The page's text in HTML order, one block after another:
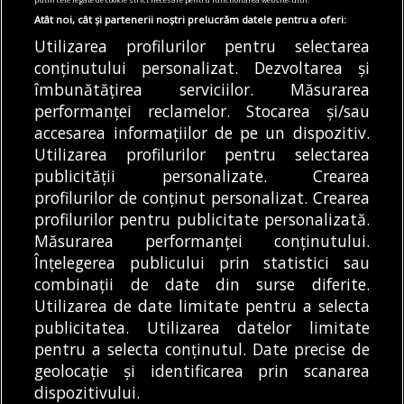
07/08/2026
Articole Cultură Main Primărie
Care sunt primele patru teatre din București
unde se vor termina interimatele. PMB reia
selecția specialiștilor din comisiile de
jurizare
MODIFICĂ SETĂRILE COOKIES
© Copyright 2025 - Buletin de București.
Găzduit dePresslabs.com. Powered by TRS Design.
Despre
Noi
Media
Kit
Politică De
Confidențialitate
Cookie
Policy (EU)
Cookie
Policy
Atât noi, cât și partenerii noștri prelucrăm datele pentru a oferi:
Utilizarea profilurilor pentru selectarea
conținutului personalizat. Dezvoltarea și
îmbunătățirea serviciilor. Măsurarea
performanței reclamelor. Stocarea și/sau
accesarea informațiilor de pe un dispozitiv.
Utilizarea profilurilor pentru selectarea
publicității personalizate. Crearea
profilurilor de conținut personalizat. Crearea
profilurilor pentru publicitate personalizată.
Măsurarea performanței conținutului.
Înțelegerea publicului prin statistici sau
combinații de date din surse diferite.
Utilizarea de date limitate pentru a selecta
publicitatea. Utilizarea datelor limitate
pentru a selecta conținutul. Date precise de
geolocație și identificarea prin scanarea
dispozitivului.